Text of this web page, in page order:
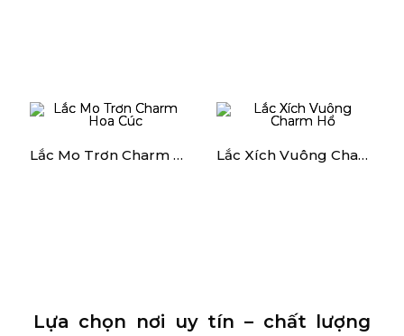
Lắc Mo Trơn Charm Hoa Cúc Lắc Xích Vuông Charm Hổ
Lựa chọn nơi uy tín – chất lượng